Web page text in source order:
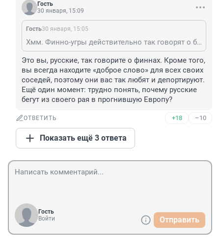
Гость
30 января, 15:09
Гость30 января, 15:05
Хмм. Финно-угры действительно так говорят о братьях финнах?!
Это вы, русские, так говорите о финнах. Кроме того,
вы всегда находите «доброе слово» для всех своих
соседей, поэтому они вас так любят и депортируют.
Ещё один момент: трудно понять, почему русские
бегут из своего рая в прогнившую Европу?
ОТВЕТИТЬ +18 –10
Показать ещё 3 ответа
Гость
Войти
Отправить